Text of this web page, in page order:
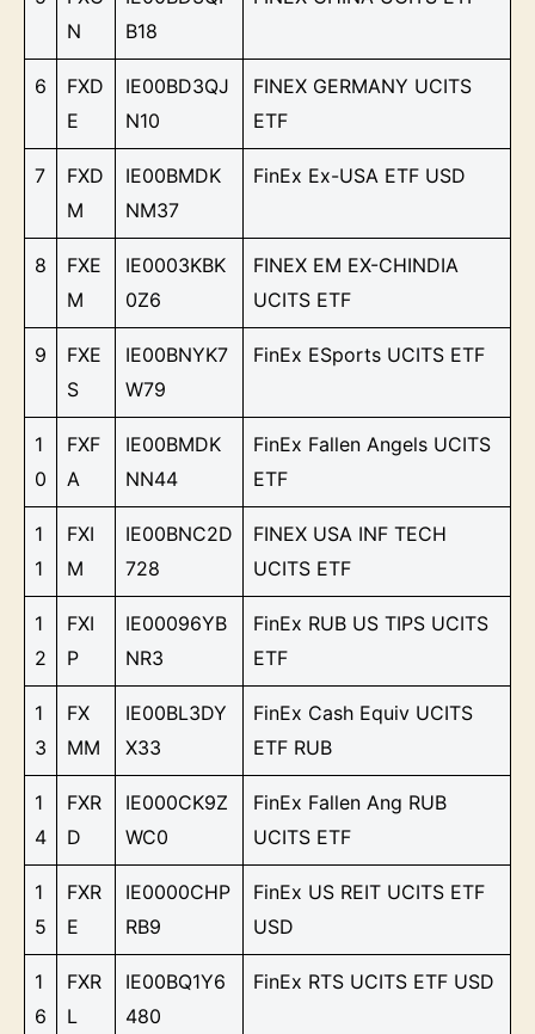
N
B18
6
FXD
E
IE00BD3QJ
N10
FINEX GERMANY UCITS
ETF
7
FXD
M
IE00BMDK
NM37
FinEx Ex-USA ETF USD
8
FXE
M
IE0003KBK
0Z6
FINEX EM EX-CHINDIA
UCITS ETF
9
FXE
S
IE00BNYK7
W79
FinEx ESports UCITS ETF
1
0
FXF
A
IE00BMDK
NN44
FinEx Fallen Angels UCITS
ETF
1
1
FXI
M
IE00BNC2D
728
FINEX USA INF TECH
UCITS ETF
1
2
FXI
P
IE00096YB
NR3
FinEx RUB US TIPS UCITS
ETF
1
3
FX
MM
IE00BL3DY
X33
FinEx Cash Equiv UCITS
ETF RUB
1
4
FXR
D
IE000CK9Z
WC0
FinEx Fallen Ang RUB
UCITS ETF
1
5
FXR
E
IE0000CHP
RB9
FinEx US REIT UCITS ETF
USD
1
6
FXR
L
IE00BQ1Y6
480
FinEx RTS UCITS ETF USD